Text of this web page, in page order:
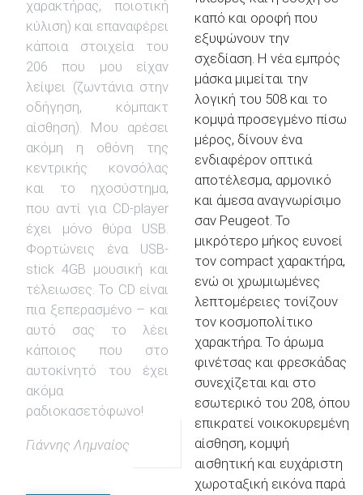
χαρακτήρας, ποιοτική
κύλιση) και επαναφέρει
κάποια στοιχεία του
206 που μου είχαν
λείψει (ζωντάνια στην
οδήγηση, κόμπακτ
αίσθηση). Μου αρέσει
ακόμη η οθόνη της
κεντρικής κονσόλας
και το ηχοσύστημα,
που αντί για CD-player
έχει μόνο θύρα USB.
Φορτώνεις ένα USB-
stick 4GB μουσική και
τέλειωσες. Το CD είναι
πια ξεπερασμένο – και
αυτό σας το λέει
κάποιος που στο
αυτοκίνητό του έχει
ακόμα
ραδιοκασετόφωνο!
Γιάννης Λημναίος
καπό και οροφή που
εξυψώνουν την
σχεδίαση. Η νέα εμπρός
μάσκα μιμείται την
λογική του 508 και το
κομψά προσεγμένο πίσω
μέρος, δίνουν ένα
ενδιαφέρον οπτικά
αποτέλεσμα, αρμονικό
και άμεσα αναγνωρίσιμο
σαν Peugeot. Το
μικρότερο μήκος ευνοεί
τον compact χαρακτήρα,
ενώ οι χρωμιωμένες
λεπτομέρειες τονίζουν
τον κοσμοπολίτικο
χαρακτήρα. Το άρωμα
φινέτσας και φρεσκάδας
συνεχίζεται και στο
εσωτερικό του 208, όπου
επικρατεί νοικοκυρεμένη
αίσθηση, κομψή
αισθητική και ευχάριστη
χωροταξική εικόνα παρά